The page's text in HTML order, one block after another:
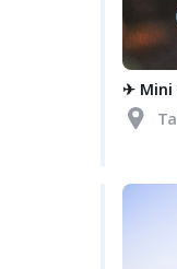
✈ Mini